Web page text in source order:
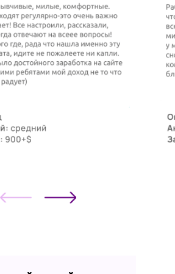
соединение,
позволит вам
качественное
задержек.
место для работы.
тихий уголок, где вы
чувствовать себя
настрой. Готовность
личности и другие